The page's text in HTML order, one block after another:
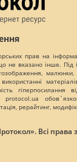
прав на
не вказано інше. Під
гіперпосилання
рерайтинг,
Всі права